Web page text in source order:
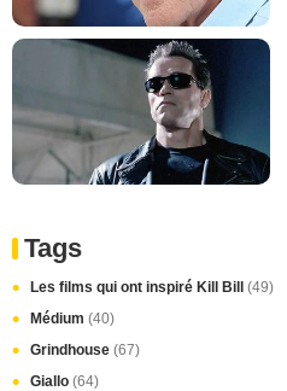
Tags
Les films qui ont inspiré Kill Bill (49)
Médium (40)
Grindhouse (67)
Giallo (64)